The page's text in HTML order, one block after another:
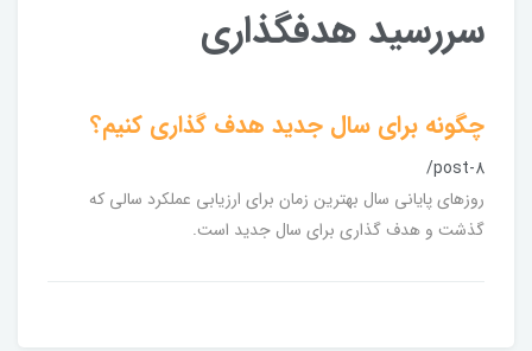
سررسید هدفگذاری
چگونه برای سال جدید هدف گذاری کنیم؟
/post-8
روزهای پایانی سال بهترین زمان برای ارزیابی عملکرد سالی که
گذشت و هدف گذاری برای سال جدید است.